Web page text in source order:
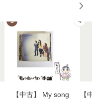
3
【中古】 My song
4
【